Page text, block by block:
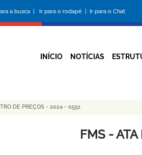
a busca | Ir para o rodapé | Ir para o Chat
INÍCIO NOTÍCIAS
DE PREÇOS - 2024 - 0551
FMS -